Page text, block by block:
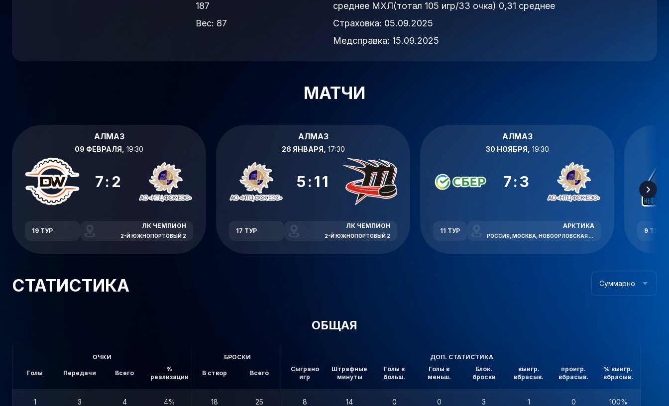
187
Вес: 87
среднее МХЛ(тотал 105 игр/33 очка) 0,31 среднее
Страховка: 05.09.2025
Медсправка: 15.09.2025
МАТЧИ
АЛМАЗ
09 ФЕВРАЛЯ, 19:30
7:2
19 ТУР
ЛК ЧЕМПИОН
2-Й ЮЖНОПОРТОВЫЙ 2
АЛМАЗ
26 ЯНВАРЯ, 17:30
5:11
17 ТУР
ЛК ЧЕМПИОН
2-Й ЮЖНОПОРТОВЫЙ 2
АЛМАЗ
30 НОЯБРЯ, 19:30
7:3
11 ТУР
АРКТИКА
РОССИЯ, МОСКВА, НОВООРЛОВСКАЯ УЛИЦА, 7В
9 ТУР
СТАТИСТИКА Суммарно
ОБЩАЯ
ОЧКИ
Голы Передачи Всего
%
реализации
БРОСКИ
В створ Всего
ДОП. СТАТИСТИКА
Сыграно
игр
Штрафные
минуты
Голы в
больш.
Голы в
меньш.
Блок.
броски
выигр.
вбрасыв.
проигр.
вбрасыв.
% выигр.
вбрасыв.
1 3 4 4% 18 25 8 14 0 0 3 1 0 100%